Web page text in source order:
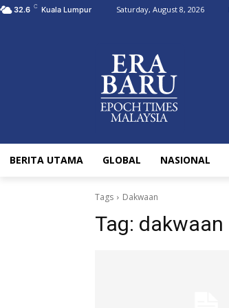
32.6 C Kuala Lumpur Saturday, August 8, 2026
BERITA UTAMA GLOBAL NASIONAL
Tags Dakwaan
Tag: dakwaan